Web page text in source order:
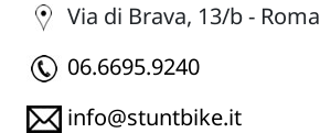
Via di Brava, 13/b - Roma
06.6695.9240
info@stuntbike.it